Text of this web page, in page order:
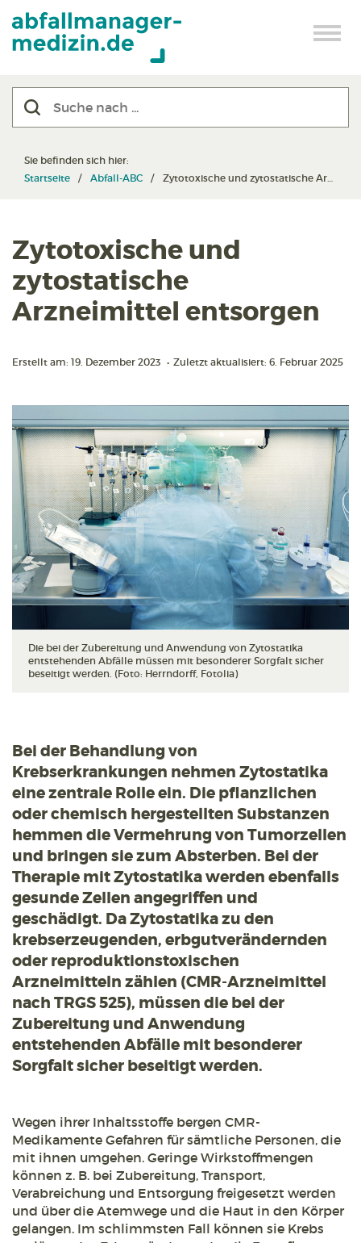
Sie befinden sich hier:
Startseite
Abfall-ABC Zytotoxische und zytostatische Arzneimittel entsorgen
Zytotoxische und
zytostatische
Arzneimittel entsorgen
Erstellt am: 19. Dezember 2023 • Zuletzt aktualisiert: 6. Februar 2025
Die bei der Zubereitung und Anwendung von Zytostatika
entstehenden Abfälle müssen mit besonderer Sorgfalt sicher
beseitigt werden. (Foto: Herrndorff, Fotolia)
Bei der Behandlung von
Krebserkrankungen nehmen Zytostatika
eine zentrale Rolle ein. Die pflanzlichen
oder chemisch hergestellten Substanzen
hemmen die Vermehrung von Tumorzellen
und bringen sie zum Absterben. Bei der
Therapie mit Zytostatika werden ebenfalls
gesunde Zellen angegriffen und
geschädigt. Da Zytostatika zu den
krebserzeugenden, erbgutverändernden
oder reproduktionstoxischen
Arzneimitteln zählen (CMR-Arzneimittel
nach TRGS 525), müssen die bei der
Zubereitung und Anwendung
entstehenden Abfälle mit besonderer
Sorgfalt sicher beseitigt werden.
Wegen ihrer Inhaltsstoffe bergen CMR-
Medikamente Gefahren für sämtliche Personen, die
mit ihnen umgehen. Geringe Wirkstoffmengen
können z. B. bei Zubereitung, Transport,
Verabreichung und Entsorgung freigesetzt werden
und über die Atemwege und die Haut in den Körper
gelangen. Im schlimmsten Fall können sie Krebs